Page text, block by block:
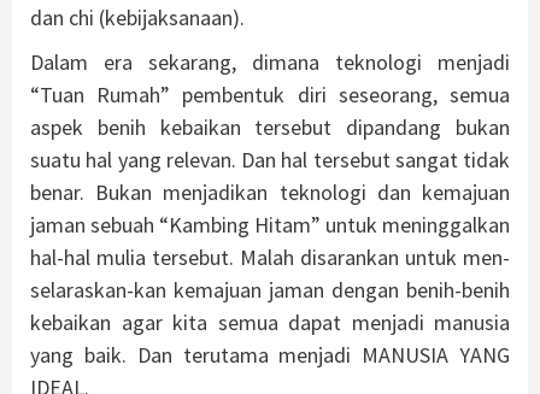
dan chi (kebijaksanaan).
Dalam era sekarang, dimana teknologi menjadi
“Tuan Rumah” pembentuk diri seseorang, semua
aspek benih kebaikan tersebut dipandang bukan
suatu hal yang relevan. Dan hal tersebut sangat tidak
benar. Bukan menjadikan teknologi dan kemajuan
jaman sebuah “Kambing Hitam” untuk meninggalkan
hal-hal mulia tersebut. Malah disarankan untuk men-
selaraskan-kan kemajuan jaman dengan benih-benih
kebaikan agar kita semua dapat menjadi manusia
yang baik. Dan terutama menjadi MANUSIA YANG
IDEAL.